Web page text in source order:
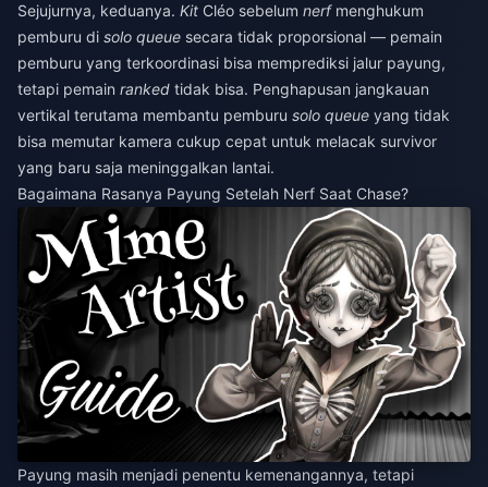
Sejujurnya, keduanya. Kit Cléo sebelum nerfmenghukum
pemburu di solo queue secara tidak proporsional — pemain
pemburu yang terkoordinasi bisa memprediksi jalur payung,
tetapi pemain ranked tidak bisa. Penghapusan jangkauan
vertikal terutama membantu pemburu solo queue yang tidak
bisa memutar kamera cukup cepat untuk melacak survivor
yang baru saja meninggalkan lantai.
Bagaimana Rasanya Payung Setelah Nerf Saat Chase?
Payung masih menjadi penentu kemenangannya, tetapi